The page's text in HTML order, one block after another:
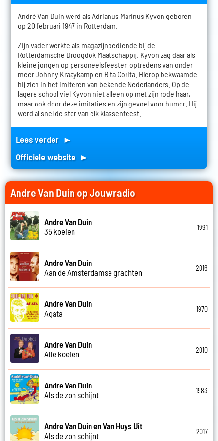
André Van Duin werd als Adrianus Marinus Kyvon geboren
op 20 februari 1947 in Rotterdam.
Zijn vader werkte als magazijnbediende bij de
Rotterdamsche Droogdok Maatschappij. Kyvon zag daar als
kleine jongen op personeelsfeesten optredens van onder
meer Johnny Kraaykamp en Rita Corita. Hierop bekwaamde
hij zich in het imiteren van bekende Nederlanders. Op de
lagere school viel Kyvon niet alleen op met zijn rode haar,
maar ook door deze imitaties en zijn gevoel voor humor. Hij
werd al snel de ster van elk klassenfeest.
Lees verder ►
Officiele website ►
Andre Van Duin op Jouwradio
Andre Van Duin
35 koeien
1991
Andre Van Duin
Aan de Amsterdamse grachten
2016
Andre Van Duin
Agata
1970
Andre Van Duin
Alle koeien
2010
Andre Van Duin
Als de zon schijnt
1983
Andre Van Duin en Van Huys Uit
Als de zon schijnt
2017